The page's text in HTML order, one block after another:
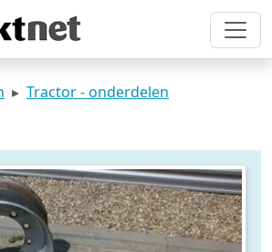
Tractor - onderdelen